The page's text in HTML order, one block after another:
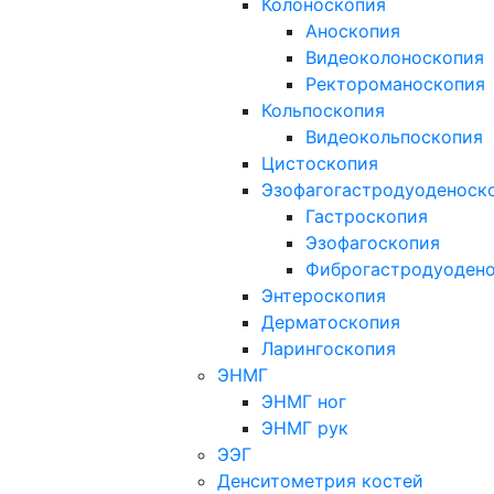
Колоноскопия
Аноскопия
Видеоколоноскопия
Ректороманоскопия
Кольпоскопия
Видеокольпоскопия
Цистоскопия
Гастроскопия
Эзофагоскопия
Энтероскопия
Дерматоскопия
Ларингоскопия
ЭНМГ
ЭНМГ ног
ЭНМГ рук
ЭЭГ
Денситометрия костей